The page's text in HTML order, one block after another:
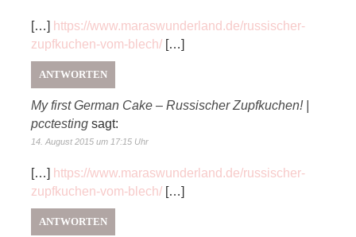
[…] https://www.maraswunderland.de/russischer-
zupfkuchen-vom-blech/[…]
ANTWORTEN
My first German Cake – Russischer Zupfkuchen! |
pcctesting sagt:
14. August 2015 um 17:15 Uhr
[…] https://www.maraswunderland.de/russischer-
zupfkuchen-vom-blech/[…]
ANTWORTEN